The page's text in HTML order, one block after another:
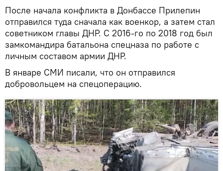
После начала конфликта в Донбассе Прилепин
отправился туда сначала как военкор, а затем стал
советником главы ДНР. С 2016-го по 2018 год был
замкомандира батальона спецназа по работе с
личным составом армии ДНР.
В январе СМИ писали, что он отправился
добровольцем на спецоперацию.